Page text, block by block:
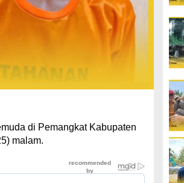
di Pemangkat Kabupaten
malam.